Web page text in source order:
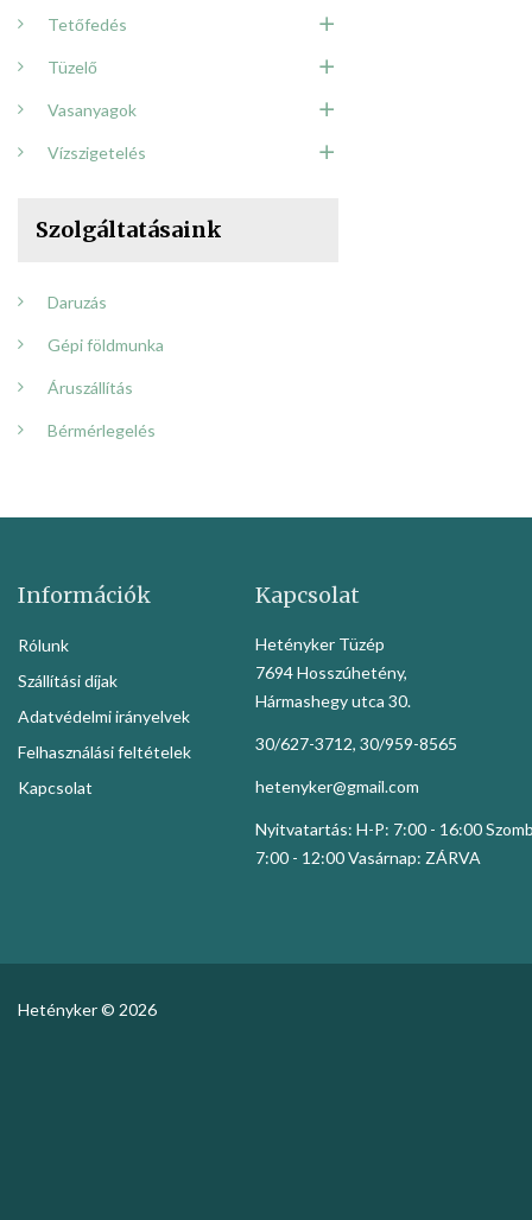
Tetőfedés
Tüzelő
Vasanyagok
Vízszigetelés
Szolgáltatásaink
Daruzás
Gépi földmunka
Áruszállítás
Bérmérlegelés
Információk
Rólunk
Szállítási díjak
Adatvédelmi irányelvek
Felhasználási feltételek
Kapcsolat
Kapcsolat
Hetényker Tüzép
7694 Hosszúhetény,
Hármashegy utca 30.
30/627-3712, 30/959-8565
hetenyker@gmail.com
Nyitvatartás: H-P: 7:00 - 16:00
7:00 - 12:00 Vasárnap: ZÁRVA
Hetényker © 2026